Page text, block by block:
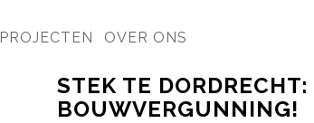
PROJECTEN
OVER ONS
STEK TE DORDRECHT:
BOUWVERGUNNING!